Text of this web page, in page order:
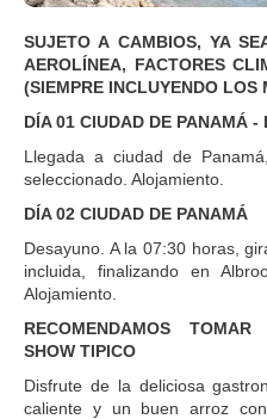
SUJETO A CAMBIOS, YA
AEROLÍNEA, FACTORES
(SIEMPRE INCLUYENDO LOS
DÍA 01 CIUDAD DE PANAMÁ -
Llegada a ciudad de
seleccionado. Alojamiento.
DÍA 02 CIUDAD DE PANAMÁ
Desayuno. A la 07:30 horas,
incluida, finalizando en
Alojamiento.
RECOMENDAMOS
SHOW TIPICO
Disfrute de la deliciosa
caliente y un buen arroz